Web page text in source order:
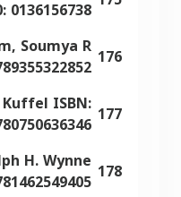
0136156738
176
Soumya R
177
ISBN:
178
H. Wynne